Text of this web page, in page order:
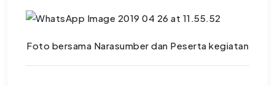
Foto bersama Narasumber dan Peserta kegiatan